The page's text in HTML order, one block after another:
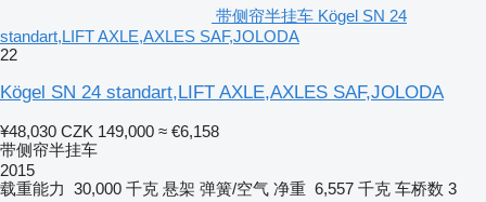
带侧帘半挂车 Kögel SN 24
standart,LIFT AXLE,AXLES SAF,JOLODA
22
Kögel SN 24 standart,LIFT AXLE,AXLES SAF,JOLODA
¥48,030 CZK 149,000 ≈ €6,158
带侧帘半挂车
2015
载重能力 30,000 千克 悬架 弹簧/空气 净重 6,557 千克 车桥数 3